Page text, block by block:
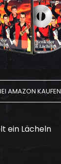
AMAZON KAUFEN
ein Lächeln